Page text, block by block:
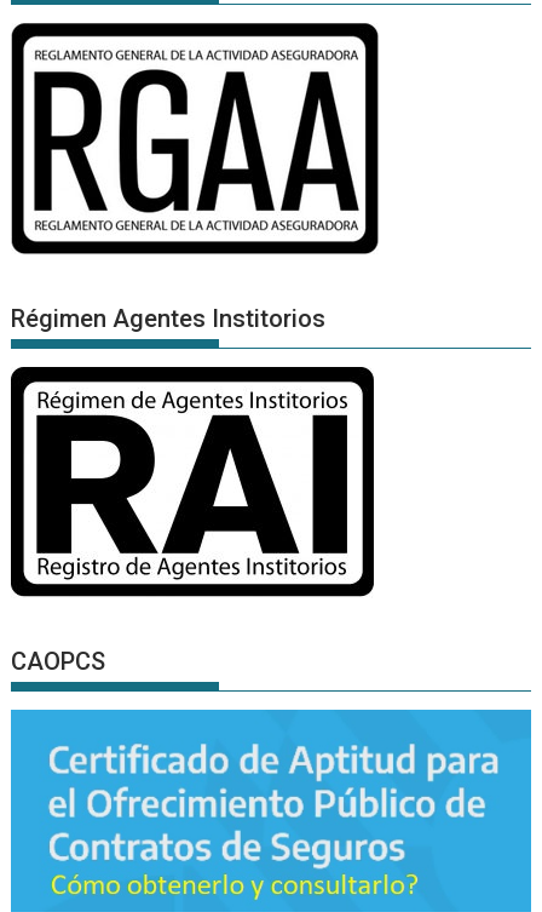
Régimen Agentes Institorios
CAOPCS